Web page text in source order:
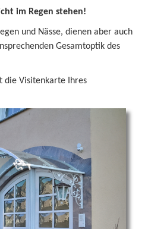
im Regen stehen!
und Nässe, dienen aber auch
Gesamtoptik des
die Visitenkarte Ihres